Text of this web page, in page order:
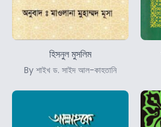
হিসনুল মুসলিম
By শাইখ ড. সাইদ আল-কাহতানি